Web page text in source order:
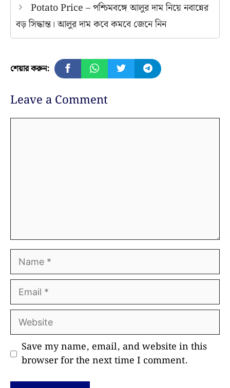
Potato Price – পশ্চিমবঙ্গে আলুর দাম নিয়ে নবান্নের
বড় সিদ্ধান্ত। আলুর দাম কবে কমবে জেনে নিন
শেয়ার করুন:
Leave a Comment
Name
Email
Website
Save my name, email, and website in this
browser for the next time I comment.